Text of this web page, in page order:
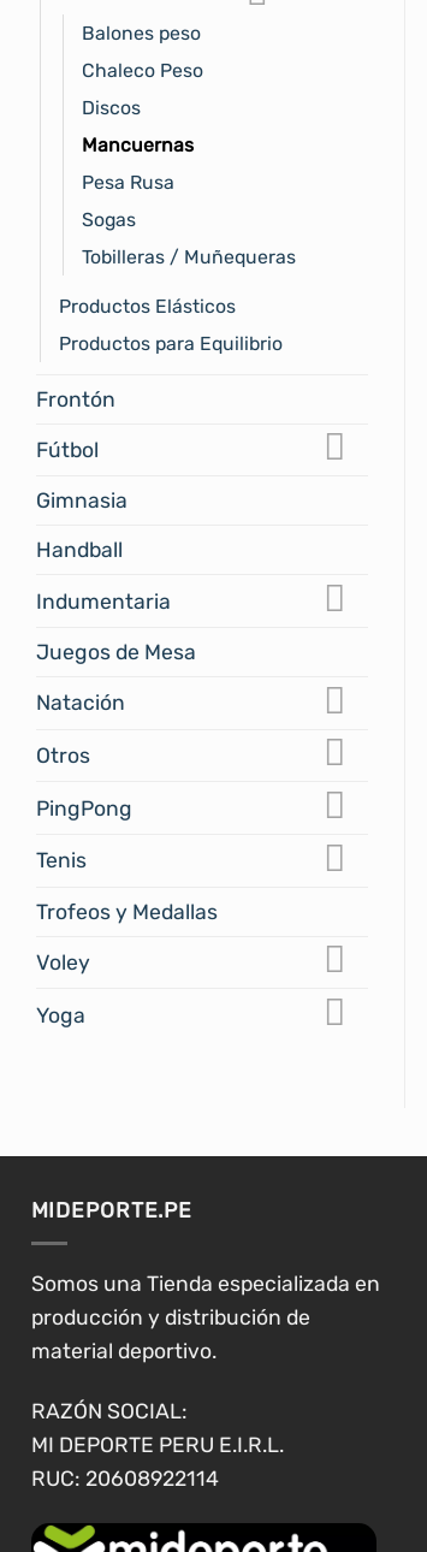
Balones peso
Chaleco Peso
Discos
Mancuernas
Pesa Rusa
Sogas
Tobilleras / Muñequeras
Productos Elásticos
Productos para Equilibrio
Frontón
Fútbol
Gimnasia
Handball
Indumentaria
Juegos de Mesa
Natación
Otros
PingPong
Tenis
Trofeos y Medallas
Voley
Yoga
MIDEPORTE.PE
Somos una Tienda especializada en
producción y distribución de
material deportivo.
RAZÓN SOCIAL:
MI DEPORTE PERU E.I.R.L.
RUC: 20608922114